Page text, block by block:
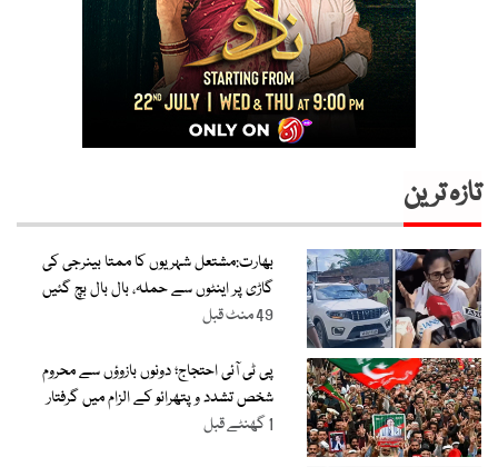
تازہ ترین
بھارت:مشتعل شہریوں کا ممتا بینرجی کی
گاڑی پر اینٹوں سے حملہ، بال بال بچ گئیں
49 منٹ قبل
پی ٹی آئی احتجاج؛ دونوں بازوؤں سے محروم
شخص تشدد و پتھرائو کے الزام میں گرفتار
1 گھنٹے قبل